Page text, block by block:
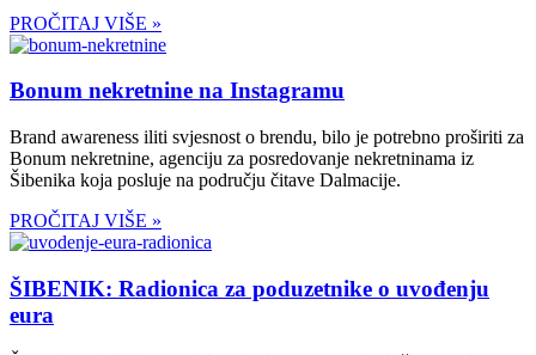
PROČITAJ VIŠE »
Bonum nekretnine na Instagramu
Brand awareness iliti svjesnost o brendu, bilo je potrebno proširiti za
Bonum nekretnine, agenciju za posredovanje nekretninama iz
Šibenika koja posluje na području čitave Dalmacije.
PROČITAJ VIŠE »
ŠIBENIK: Radionica za poduzetnike o uvođenju
eura